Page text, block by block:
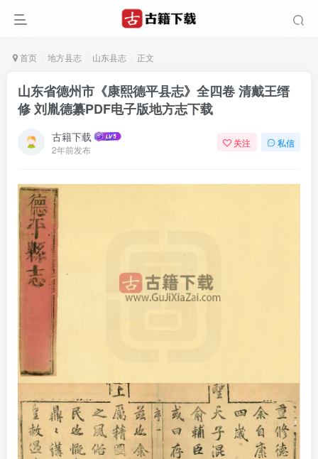
首页 地方县志 山东县志 正文
山东省德州市《康熙德平县志》全四卷 清戴王缙
修 刘胤德纂PDF电子版地方志下载
古籍下载
2年前发布
关注 私信